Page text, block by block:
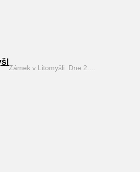
Zámek v Litomyšli Dne 2.…